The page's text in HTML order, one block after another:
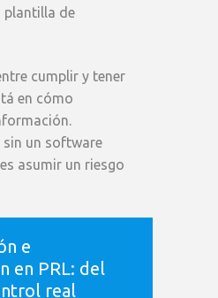
plantilla de
cumplir y tener
en cómo
sin un software
asumir un riesgo
e
en PRL: del
real